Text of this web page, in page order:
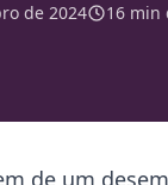
de 2024 16 min